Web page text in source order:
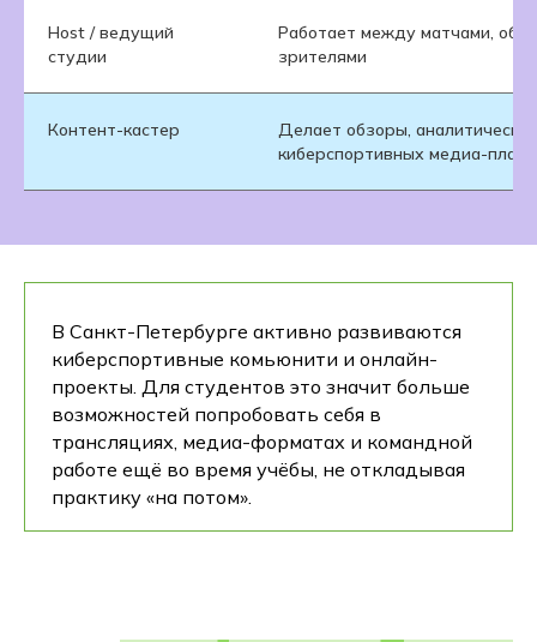
Host / ведущий
студии
Работает между матчами,
зрителями
Контент-кастер
Делает обзоры,
киберспортивных медиа-
В Санкт-Петербурге активно развиваются
киберспортивные комьюнити и онлайн-
проекты. Для студентов это значит больше
возможностей попробовать себя в
трансляциях, медиа-форматах и командной
работе ещё во время учёбы, не откладывая
практику «на потом».